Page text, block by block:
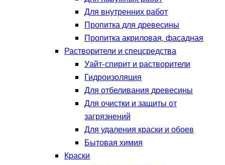
Для внутренних работ
Пропитка для древесины
Пропитка акриловая, фасадная
Растворители и спецсредства
Уайт-спирит и растворители
Гидроизоляция
Для отбеливания древесины
Для очистки и защиты от
загрязнений
Для удаления краски и обоев
Бытовая химия
Краски